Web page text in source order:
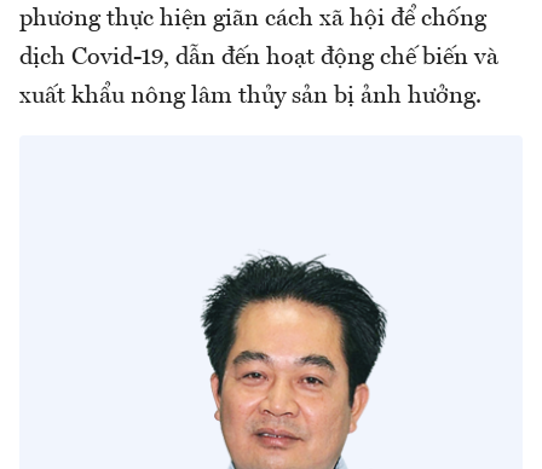
phương thực hiện giãn cách xã hội để chống
dịch Covid-19, dẫn đến hoạt động chế biến và
xuất khẩu nông lâm thủy sản bị ảnh hưởng.